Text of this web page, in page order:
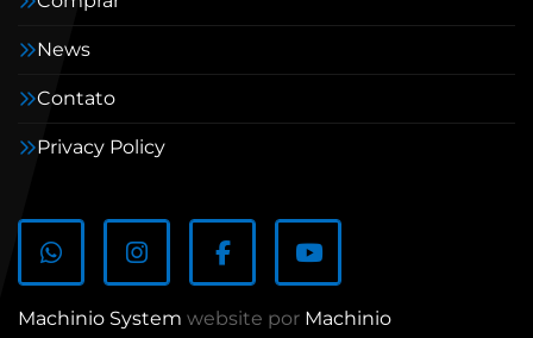
News
Contato
Privacy Policy
whatsappinstagramfacebookyoutube
Machinio System website por Machinio